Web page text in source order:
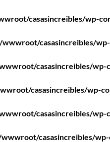
casasincreibles/wp-
casasincreibles/
casasincreibles/wp-
casasincreibles/wp-
casasincreibles/wp-
casasincreibles/